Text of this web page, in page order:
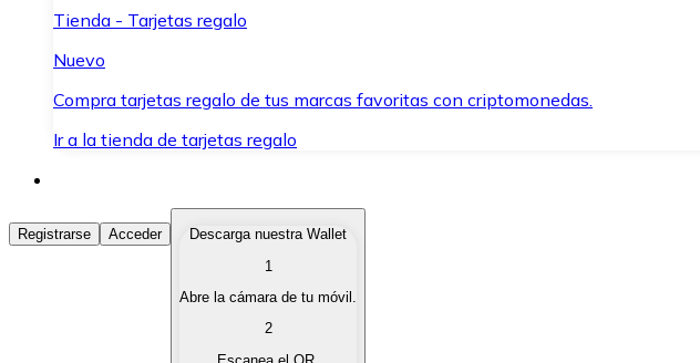
Tienda - Tarjetas regalo
Nuevo
Compra tarjetas regalo de tus marcas favoritas con criptomonedas.
Ir a la tienda de tarjetas regalo
Comprar Criptomonedas
Compra criptomonedas con diferentes métodos de pago.
Vende tus criptomonedas de forma rápida y segura.
Registrarse Acceder
Descarga nuestra Wallet
1
Abre la cámara de tu móvil.
2